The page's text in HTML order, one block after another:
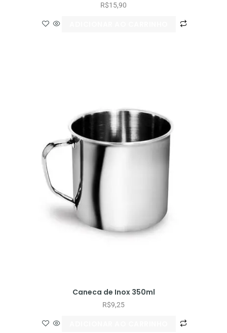
R$15,90
Caneca de Inox 350ml
R$9,25